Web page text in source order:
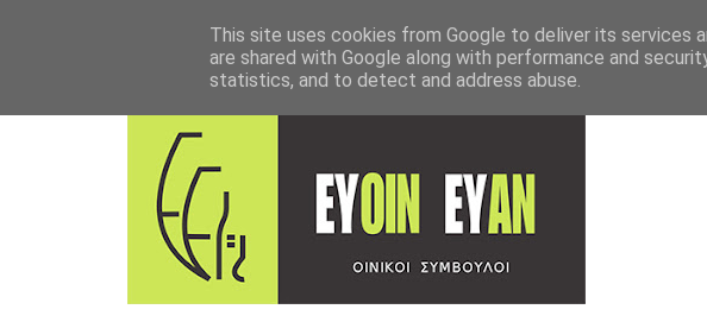
This site uses cookies from Google to deliver its services
are shared with Google along with performance and
statistics, and to detect and address abuse.